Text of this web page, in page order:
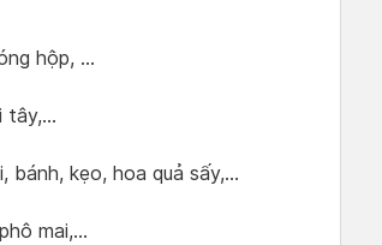
hộp, …
tây,…
kẹo, hoa quả sấy,…
mai,…